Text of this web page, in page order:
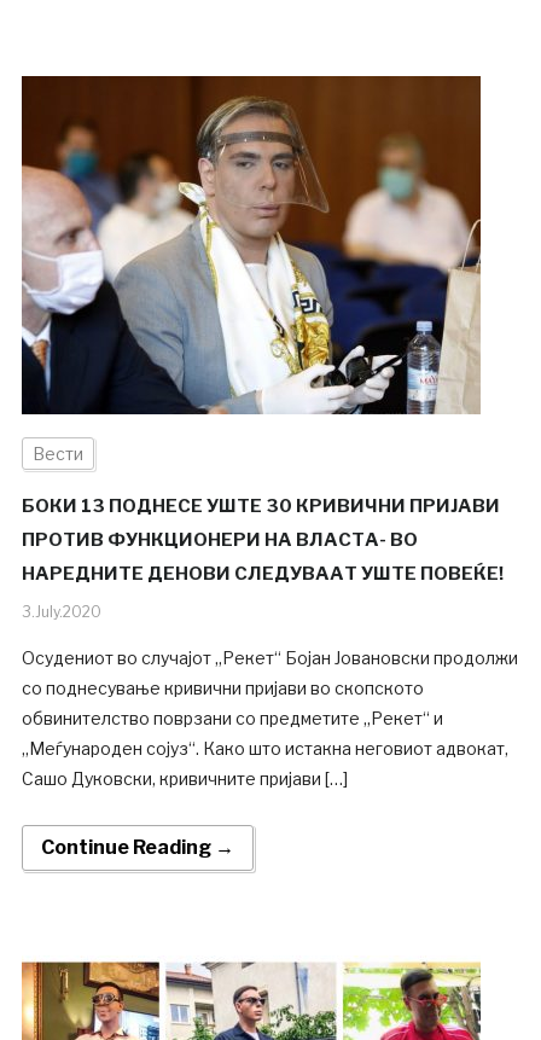
Вести
БОКИ 13 ПОДНЕСЕ УШТЕ 30 КРИВИЧНИ ПРИЈАВИ
ПРОТИВ ФУНКЦИОНЕРИ НА ВЛАСТА- ВО
НАРЕДНИТЕ ДЕНОВИ СЛЕДУВААТ УШТЕ ПОВЕЌЕ!
3.July.2020
Осудениот во случајот „Рекет“ Бојан Јовановски продолжи
со поднесување кривични пријави во скопското
обвинителство поврзани со предметите „Рекет“ и
„Меѓународен сојуз“. Како што истакна неговиот адвокат,
Сашо Дуковски, кривичните пријави […]
Continue Reading →